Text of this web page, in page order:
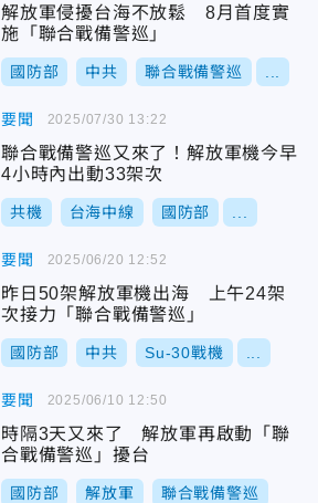
解放軍侵擾台海不放鬆 8月首度實
施「聯合戰備警巡」
國防部 中共 聯合戰備警巡
要聞
聯合戰備警巡又來了！解放軍機今早
4小時內出動33架次
共機 台海中線 國防部
2025/07/30 13:22
要聞
昨日50架解放軍機出海 上午24架
次接力「聯合戰備警巡」
國防部 中共 Su-30戰機
2025/06/20 12:52
要聞
時隔3天又來了 解放軍再啟動「聯
合戰備警巡」擾台
國防部 解放軍 聯合戰備警巡
2025/06/10 12:50